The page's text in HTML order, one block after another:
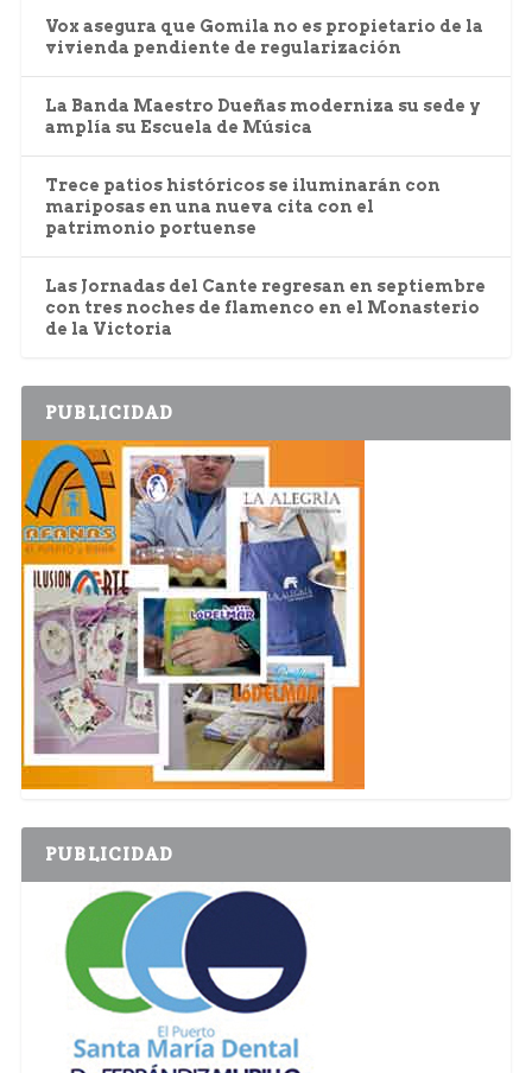
Vox asegura que Gomila no es propietario de la
vivienda pendiente de regularización
La Banda Maestro Dueñas moderniza su sede y
amplía su Escuela de Música
Trece patios históricos se iluminarán con
mariposas en una nueva cita con el
patrimonio portuense
Las Jornadas del Cante regresan en septiembre
con tres noches de flamenco en el Monasterio
de la Victoria
PUBLICIDAD
PUBLICIDAD